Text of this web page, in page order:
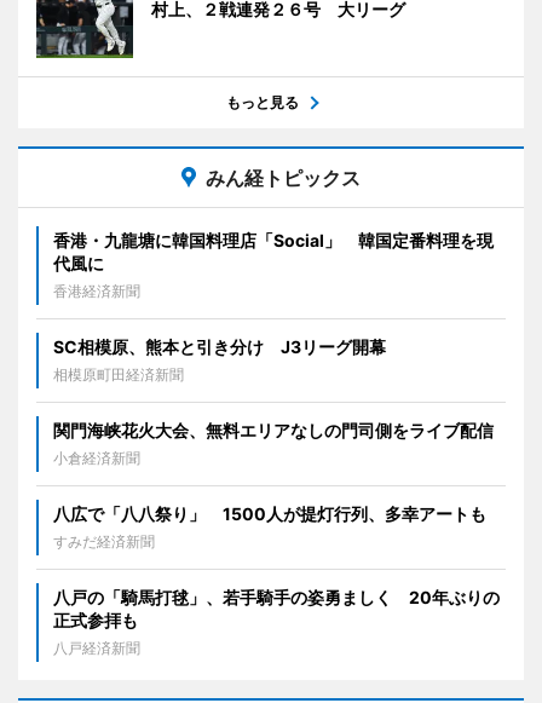
村上、２戦連発２６号 大リーグ
もっと見る
みん経トピックス
香港・九龍塘に韓国料理店「Social」 韓国定番料理を現
代風に
香港経済新聞
SC相模原、熊本と引き分け J3リーグ開幕
相模原町田経済新聞
関門海峡花火大会、無料エリアなしの門司側をライブ配信
小倉経済新聞
八広で「八八祭り」 1500人が提灯行列、多幸アートも
すみだ経済新聞
八戸の「騎馬打毬」、若手騎手の姿勇ましく 20年ぶりの
正式参拝も
八戸経済新聞